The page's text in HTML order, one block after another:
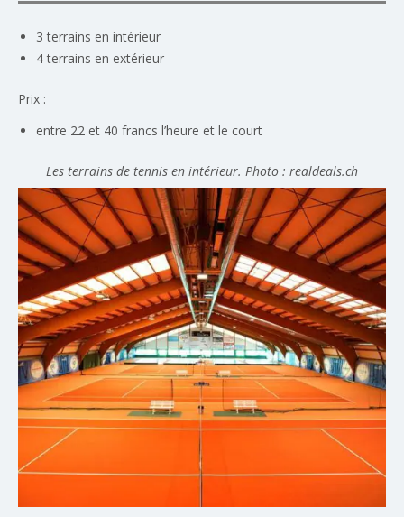
3 terrains en intérieur
4 terrains en extérieur
Prix :
entre 22 et 40 francs l’heure et le court
Les terrains de tennis en intérieur. Photo : realdeals.ch